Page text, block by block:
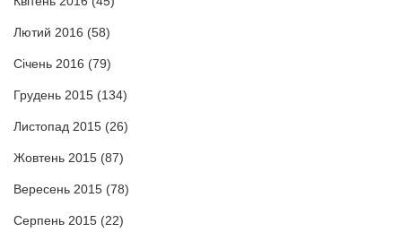
Лютий 2016 (58)
Січень 2016 (79)
Грудень 2015 (134)
Листопад 2015 (26)
Жовтень 2015 (87)
Вересень 2015 (78)
Серпень 2015 (22)